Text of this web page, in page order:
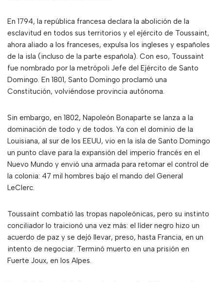
En 1794, la república francesa declara la abolición de la
esclavitud en todos sus territorios y el ejército de Toussaint,
ahora aliado a los franceses, expulsa los ingleses y españoles
de la isla (incluso de la parte española). Con eso, Toussaint
fue nombrado por la metrópoli Jefe del Ejército de Santo
Domingo. En 1801, Santo Domingo proclamó una
Constitución, volviéndose provincia autónoma.
Sin embargo, en 1802, Napoleón Bonaparte se lanza a la
dominación de todo y de todos. Ya con el dominio de la
Louisiana, al sur de los EEUU, vio en la isla de Santo Domingo
un punto clave para la expansión del imperio francés en el
Nuevo Mundo y envió una armada para retomar el control de
la colonia: 47 mil hombres bajo el mando del General
LeClerc.
Toussaint combatió las tropas napoleónicas, pero su instinto
conciliador lo traicionó una vez más: el líder negro hizo un
acuerdo de paz y se dejó llevar, preso, hasta Francia, en un
intento de negociar. Terminó muerto en una prisión en
Fuerte Joux, en los Alpes.